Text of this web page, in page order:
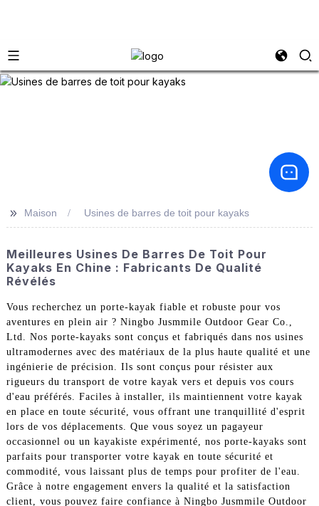
>> Maison Usines de barres de toit pour kayaks
Meilleures Usines De Barres De Toit Pour
Kayaks En Chine : Fabricants De Qualité
Révélés
Vous recherchez un porte-kayak fiable et robuste pour vos
aventures en plein air ? Ningbo Jusmmile Outdoor Gear Co.,
Ltd. Nos porte-kayaks sont conçus et fabriqués dans nos usines
ultramodernes avec des matériaux de la plus haute qualité et une
ingénierie de précision. Ils sont conçus pour résister aux
rigueurs du transport de votre kayak vers et depuis vos cours
d'eau préférés. Faciles à installer, ils maintiennent votre kayak
en place en toute sécurité, vous offrant une tranquillité d'esprit
lors de vos déplacements. Que vous soyez un pagayeur
occasionnel ou un kayakiste expérimenté, nos porte-kayaks sont
parfaits pour transporter votre kayak en toute sécurité et
commodité, vous laissant plus de temps pour profiter de l'eau.
Grâce à notre engagement envers la qualité et la satisfaction
client, vous pouvez faire confiance à Ningbo Jusmmile Outdoor